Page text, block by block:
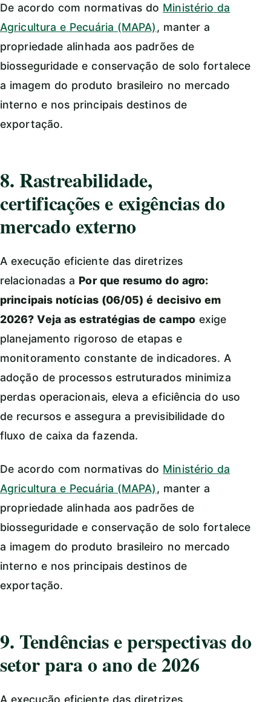
De acordo com normativas do Ministério da
Agricultura e Pecuária (MAPA), manter a
propriedade alinhada aos padrões de
biosseguridade e conservação de solo fortalece
a imagem do produto brasileiro no mercado
interno e nos principais destinos de
exportação.
8. Rastreabilidade,
certificações e exigências do
mercado externo
A execução eficiente das diretrizes
relacionadas a Por que resumo do agro:
principais notícias (06/05) é decisivo em
2026? Veja as estratégias de campoexige
planejamento rigoroso de etapas e
monitoramento constante de indicadores. A
adoção de processos estruturados minimiza
perdas operacionais, eleva a eficiência do uso
de recursos e assegura a previsibilidade do
fluxo de caixa da fazenda.
De acordo com normativas do Ministério da
Agricultura e Pecuária (MAPA), manter a
propriedade alinhada aos padrões de
biosseguridade e conservação de solo fortalece
a imagem do produto brasileiro no mercado
interno e nos principais destinos de
exportação.
9. Tendências e perspectivas do
setor para o ano de 2026
A execução eficiente das diretrizes